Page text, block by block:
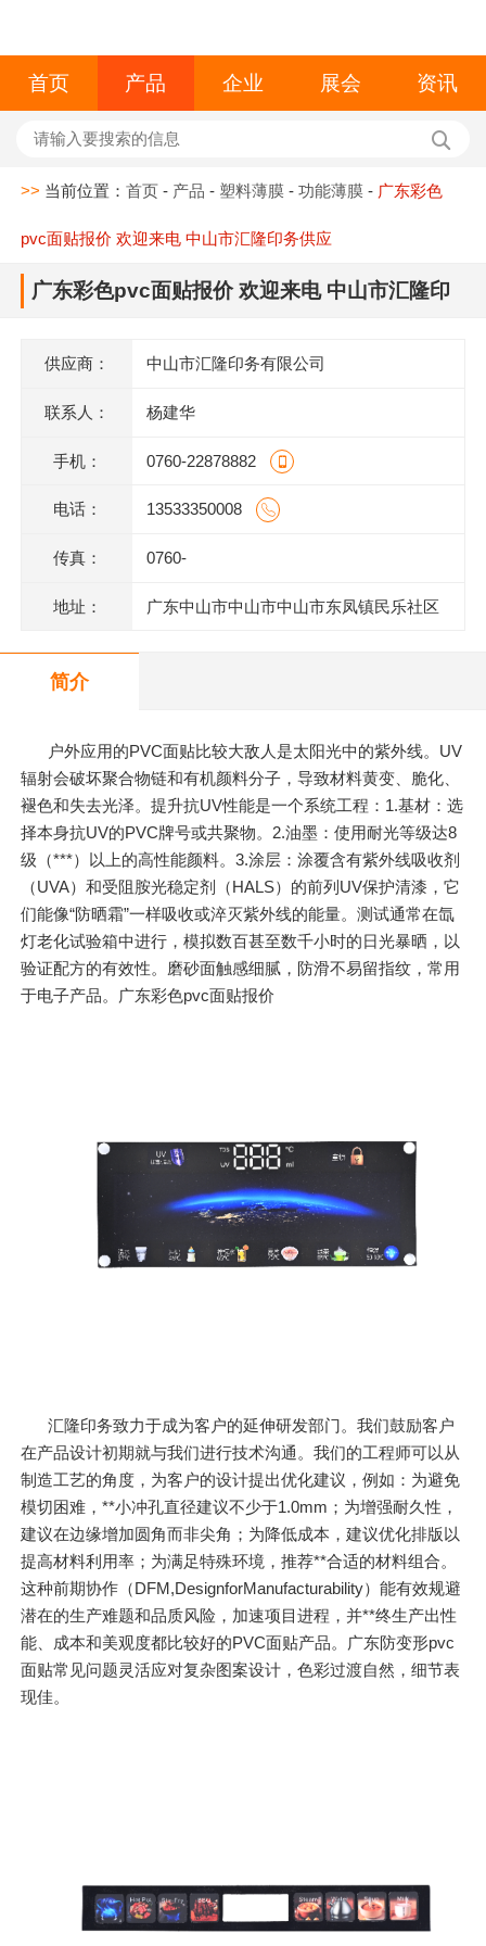
首页 产品 企业 展会 资讯
>> 当前位置：首页 - 产品 - 塑料薄膜 -功能薄膜 - 广东彩色
pvc面贴报价 欢迎来电 中山市汇隆印务供应
广东彩色pvc面贴报价 欢迎来电 中山市汇隆印
供应商： 中山市汇隆印务有限公司
联系人： 杨建华
手机： 0760-22878882
电话： 13533350008
传真： 0760-
地址： 广东中山市中山市中山市东凤镇民乐社区
简介
户外应用的PVC面贴比较大敌人是太阳光中的紫外线。UV
辐射会破坏聚合物链和有机颜料分子，导致材料黄变、脆化、
褪色和失去光泽。提升抗UV性能是一个系统工程：1.基材：选
择本身抗UV的PVC牌号或共聚物。2.油墨：使用耐光等级达8
级（***）以上的高性能颜料。3.涂层：涂覆含有紫外线吸收剂
（UVA）和受阻胺光稳定剂（HALS）的前列UV保护清漆，它
们能像“防晒霜”一样吸收或淬灭紫外线的能量。测试通常在氙
灯老化试验箱中进行，模拟数百甚至数千小时的日光暴晒，以
验证配方的有效性。磨砂面触感细腻，防滑不易留指纹，常用
于电子产品。广东彩色pvc面贴报价
汇隆印务致力于成为客户的延伸研发部门。我们鼓励客户
在产品设计初期就与我们进行技术沟通。我们的工程师可以从
制造工艺的角度，为客户的设计提出优化建议，例如：为避免
模切困难，**小冲孔直径建议不少于1.0mm；为增强耐久性，
建议在边缘增加圆角而非尖角；为降低成本，建议优化排版以
提高材料利用率；为满足特殊环境，推荐**合适的材料组合。
这种前期协作（DFM,DesignforManufacturability）能有效规避
潜在的生产难题和品质风险，加速项目进程，并**终生产出性
能、成本和美观度都比较好的PVC面贴产品。广东防变形pvc
面贴常见问题灵活应对复杂图案设计，色彩过渡自然，细节表
现佳。